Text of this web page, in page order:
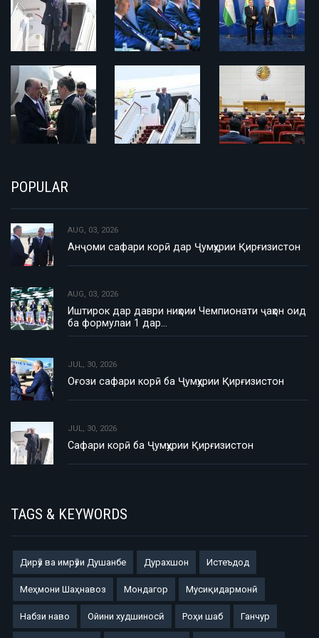
POPULAR
AUG, 03, 2026
Анҷоми сафари корӣ дар Ҷумҳурии Қирғизистон
AUG, 03, 2026
Иштирок дар даври ниҳоии Чемпионати ҷаҳон оид
ба формулаи 1 дар…
JUL, 30, 2026
Оғози сафари корӣ ба Ҷумҳурии Қирғизистон
JUL, 30, 2026
Сафари корӣ ба Ҷумҳурии Қирғизистон
TAGS & KEYWORDS
Дирӯз ва имрӯзи Душанбе Дурахшон Истеъдод
Меҳмони Шаҳнавоз Мондагор Мусиқидармонӣ
Набзи наво Ойини худшиносӣ Роҳи шаб Ганчур